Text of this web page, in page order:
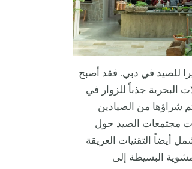
للصيد في دبي. فقد أصبح
مطاعم المأكولات البحرية جذباً للزوار في
شراؤها من الصيادين
مجتمعات الصيد حول
أيضاً التقنيات العريقة
البسيطة إلى